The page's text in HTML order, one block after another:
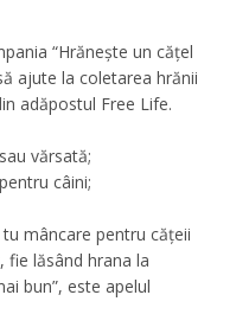
“Hrăneşte un căţel
ajute la coletarea hrănii
adăpostul Free Life.
vărsată;
câini;
mâncare pentru căţeii
fie lăsând hrana la
bun”, este apelul